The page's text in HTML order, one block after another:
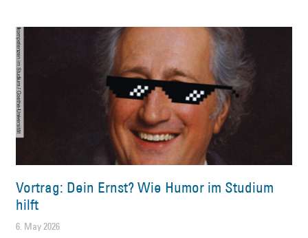
Vortrag: Dein Ernst? Wie Humor im Studium
hilft
6. May 2026